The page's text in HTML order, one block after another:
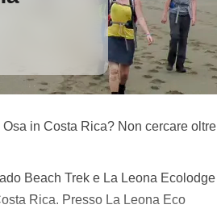
in Costa Rica? Non cercare oltre
Beach Trek e La Leona Ecolodge
Rica. Presso La Leona Eco